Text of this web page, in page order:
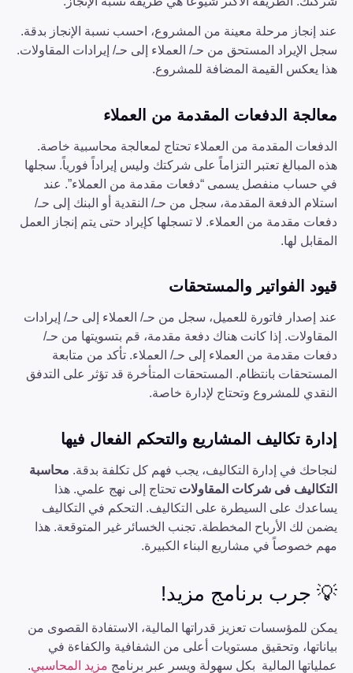
عند إنجاز مرحلة معينة من المشروع، احسب نسبة الإنجاز بدقة.
سجل الإيراد المستحق من حـ/ العملاء إلى حـ/ إيرادات المقاولات.
هذا يعكس القيمة المضافة للمشروع.
معالجة الدفعات المقدمة من العملاء
الدفعات المقدمة من العملاء تحتاج لمعالجة محاسبية خاصة.
هذه المبالغ تعتبر التزاماً على شركتك وليس إيراداً فورياً. سجلها
في حساب منفصل يسمى “دفعات مقدمة من العملاء”. عند
استلام الدفعة المقدمة، سجل من حـ/ النقدية أو البنك إلى حـ/
دفعات مقدمة من العملاء. لا تسجلها كإيراد حتى يتم إنجاز العمل
المقابل لها.
قيود الفواتير والمستحقات
عند إصدار فاتورة للعميل، سجل من حـ/ العملاء إلى حـ/ إيرادات
المقاولات. إذا كانت هناك دفعة مقدمة، قم بتسويتها من حـ/
دفعات مقدمة من العملاء إلى حـ/ العملاء. تأكد من متابعة
المستحقات بانتظام. المستحقات المتأخرة قد تؤثر على التدفق
النقدي للمشروع وتحتاج لإدارة خاصة.
إدارة تكاليف المشاريع والتحكم الفعال فيها
لنجاحك في إدارة التكاليف، يجب فهم كل تكلفة بدقة. محاسبة
التكاليف فى شركات المقاولات تحتاج إلى نهج علمي. هذا
يساعدك على السيطرة على التكاليف. التحكم في التكاليف
يضمن لك الأرباح المخططة. تجنب الخسائر غير المتوقعة. هذا
مهم خصوصاً في مشاريع البناء الكبيرة.
💡 جرب برنامج مزيد!
يمكن للمؤسسات تعزيز قدراتها المالية، الاستفادة القصوى من
بياناتها، وتحقيق مستويات أعلى من الشفافية والكفاءة في
عملياتها المالية بكل سهولة ويسر عبر برنامج مزيد المحاسبي.